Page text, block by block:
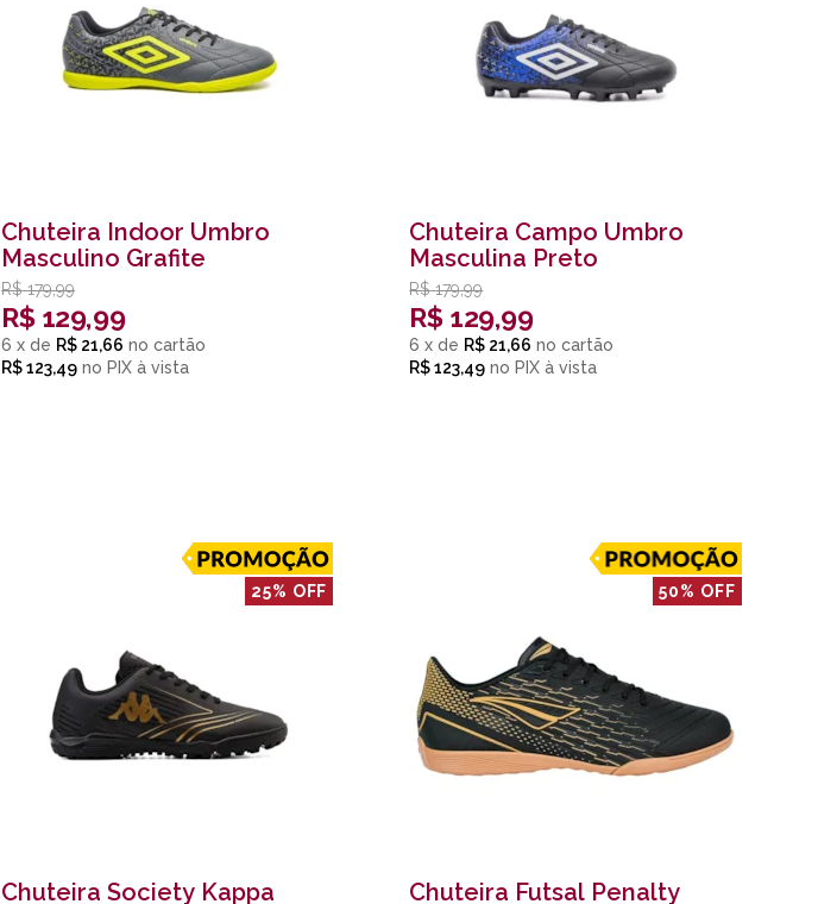
Chuteira Indoor Umbro
Masculino Grafite
R$ 179,99
R$ 129,99
6 x de R$ 21,66
R$ 123,49 no PIX
Chuteira Campo Umbro
Masculina Preto
R$ 179,99
R$ 129,99
6 x de R$ 21,66
R$ 123,49 no PIX
25% OFF
Chuteira Society Kappa
50% OFF
Chuteira Futsal Penalty